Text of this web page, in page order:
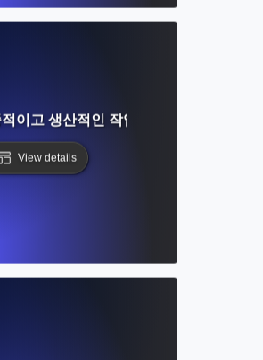
이고 생산적인 작업 공간 만들기 가이드
View details